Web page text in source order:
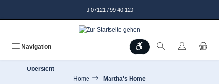
07121 / 99 40 120
Navigation Werkzeugleiste anzeigen
Übersicht
Home
Martha's Home